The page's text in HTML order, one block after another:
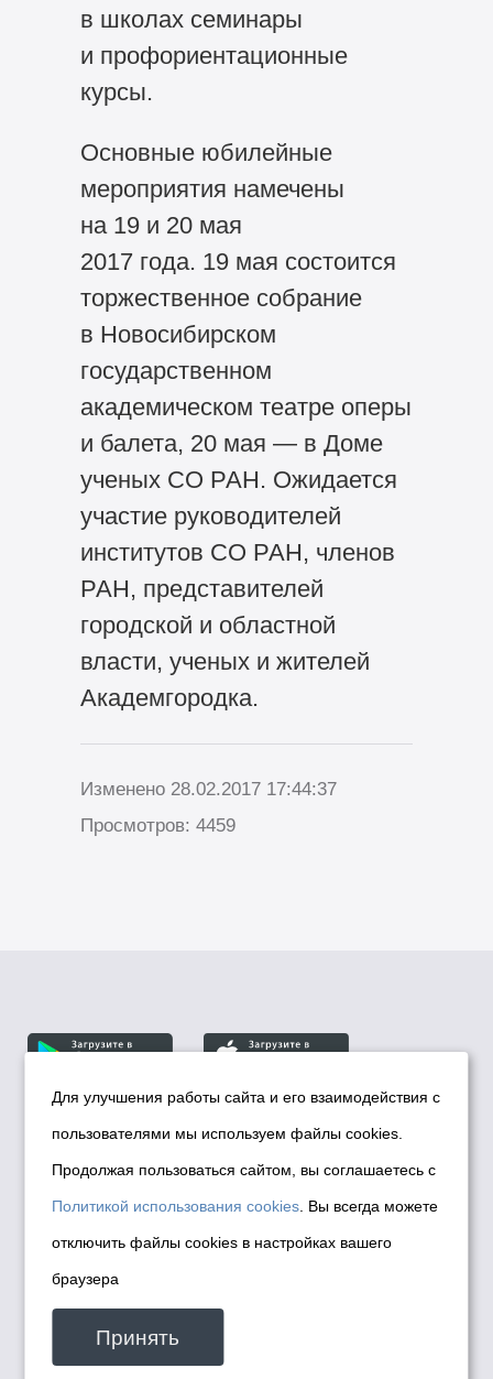
в школах семинары
и профориентационные
курсы.
Основные юбилейные
мероприятия намечены
на 19 и 20 мая
2017 года. 19 мая состоится
торжественное собрание
в Новосибирском
государственном
академическом театре оперы
и балета, 20 мая — в Доме
ученых СО РАН. Ожидается
участие руководителей
институтов СО РАН, членов
РАН, представителей
городской и областной
власти, ученых и жителей
Академгородка.
Изменено 28.02.2017 17:44:37
Просмотров: 4459
© Департамент информационной политики мэрии
города Новосибирска, 2026
Политика использования Cookies
Политика по обработке персональных
данных в информационных системах
мэрии города Новосибирска
Техническая поддержка сайта -
malinchukvl@mail.ru
Для улучшения работы сайта и его взаимодействия с
пользователями мы используем файлы cookies.
Продолжая пользоваться сайтом, вы соглашаетесь с
Политикой использования cookies . Вы всегда можете
отключить файлы cookies в настройках вашего
браузера
Принять